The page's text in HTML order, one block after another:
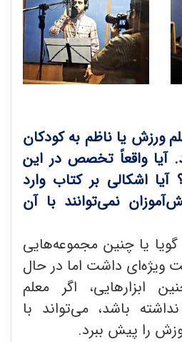
ورزش یا ناظم به کودکان
آیا واقعاً تخصص در این
آیا اشکالی بر کتاب وارد
نمی‌توانند با آن
یا چنین مجموعه‌هایی
ویژه‌ای داشت اما در حال
ابزارهایی، اگر معلم
باشد، می‌تواند با
را پیش ببرد.